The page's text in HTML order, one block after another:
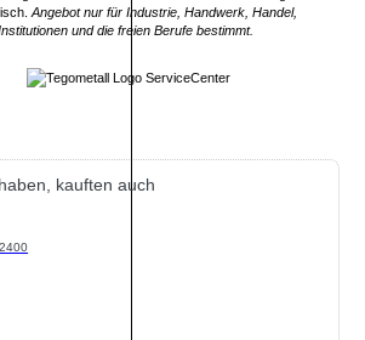
Angebot nur für Industrie, Handwerk, Handel,
und die freien Berufe bestimmt.
kauften auch